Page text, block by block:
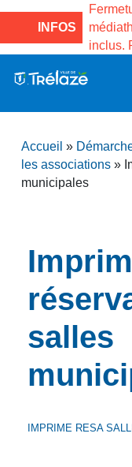
INFOS
la Maison des
de Gama du
inclus.
et d’animations
Projets
–
Accueil »
les associations »
municipales
salles
IMPRIME RESA